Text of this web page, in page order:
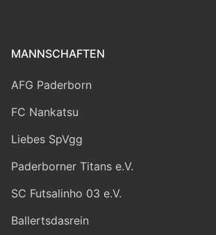
MANNSCHAFTEN
AFG Paderborn
FC Nankatsu
Liebes SpVgg
Paderborner Titans e.V.
SC Futsalinho 03 e.V.
Ballertsdasrein